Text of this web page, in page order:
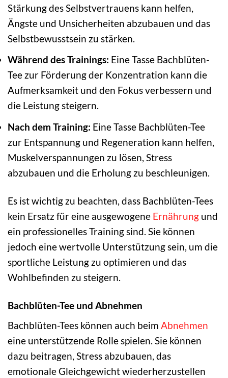
Stärkung des Selbstvertrauens kann helfen,
Ängste und Unsicherheiten abzubauen und das
Selbstbewusstsein zu stärken.
Während des Trainings: Eine Tasse Bachblüten-
Tee zur Förderung der Konzentration kann die
Aufmerksamkeit und den Fokus verbessern und
die Leistung steigern.
Nach dem Training: Eine Tasse Bachblüten-Tee
zur Entspannung und Regeneration kann helfen,
Muskelverspannungen zu lösen, Stress
abzubauen und die Erholung zu beschleunigen.
Es ist wichtig zu beachten, dass Bachblüten-Tees
kein Ersatz für eine ausgewogene Ernährung und
ein professionelles Training sind. Sie können
jedoch eine wertvolle Unterstützung sein, um die
sportliche Leistung zu optimieren und das
Wohlbefinden zu steigern.
Bachblüten-Tee und Abnehmen
Bachblüten-Tees können auch beim Abnehmen
eine unterstützende Rolle spielen. Sie können
dazu beitragen, Stress abzubauen, das
emotionale Gleichgewicht wiederherzustellen